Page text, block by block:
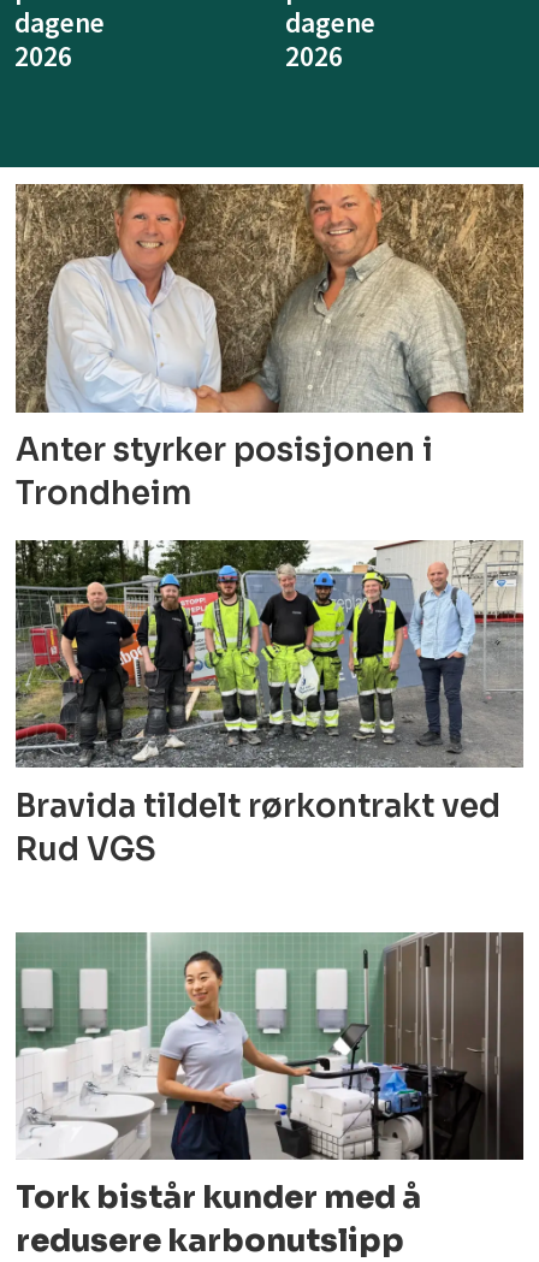
dagene
2026
dagene
Anter styrker posisjonen i
Trondheim
Bravida tildelt rørkontrakt ved
Rud VGS
Tork bistår kunder med å
redusere karbonutslipp